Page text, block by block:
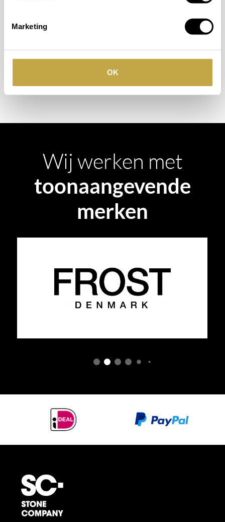
Marketing
OK
projects@stonecompany.nl
Wij werken met
toonaangevende
merken